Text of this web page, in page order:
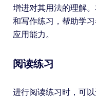
增进对其用法的理解
和写作练习，帮助学
应用能力。
阅读练习
进行阅读练习时，可